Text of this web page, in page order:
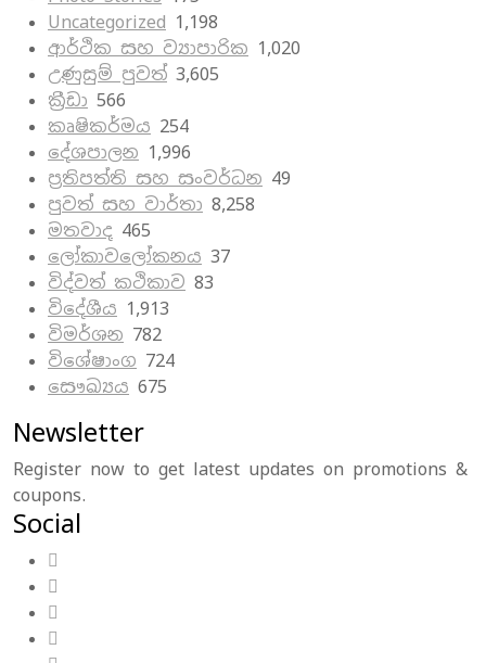
Uncategorized 1,198
ආර්ථික සහ ව්‍යාපාරික 1,020
උණුසුම් පුවත් 3,605
ක්‍රීඩා 566
කෘෂිකර්මය 254
දේශපාලන 1,996
ප්‍රතිපත්ති සහ සංවර්ධන 49
පුවත් සහ වාර්තා 8,258
මතවාද 465
ලෝකාවලෝකනය 37
විද්වත් කථිකාව 83
විදේශීය 1,913
විමර්ශන 782
විශේෂාංග 724
සෞඛ්‍යය 675
Newsletter
Register now to get latest updates on promotions &
coupons.
Social